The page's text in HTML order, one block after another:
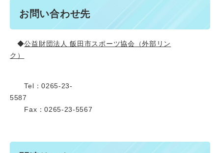
お問い合わせ先
◆公益財団法人 飯田市スポーツ協会
（外部リン
ク）
Tel：0265-23-
Fax：0265-23-5567